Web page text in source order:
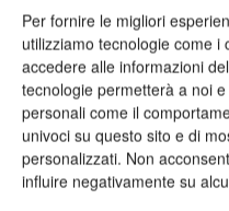
Per fornire le migliori
utilizziamo tecnologie come
accedere alle informazioni
tecnologie permetterà a noi
personali come il
univoci su questo sito e di
personalizzati. Non
influire negativamente su
Leggi la rivista